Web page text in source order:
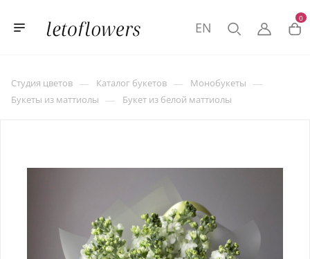
0
EN
Студия цветов — Каталог букетов — Монобукеты —
Букеты из маттиолы — Букет из белой маттиолы